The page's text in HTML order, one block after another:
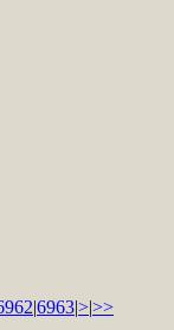
|6963|>|>>